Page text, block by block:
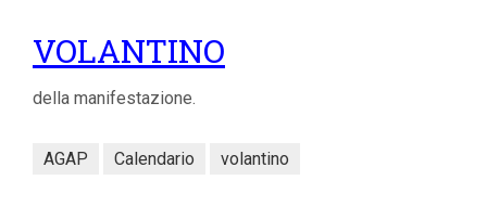
VOLANTINO
della manifestazione.
AGAP Calendario volantino